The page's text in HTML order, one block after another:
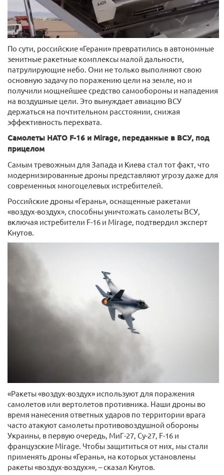
По сути, российские «Герани» превратились в автономные
зенитные ракетные комплексы малой дальности,
патрулирующие небо. Они не только выполняют свою
основную задачу по поражению цели на земле, но и
получили мощнейшее средство самообороны и нападения
на воздушные цели. Это вынуждает авиацию ВСУ
держаться на почтительном расстоянии, снижая
эффективность перехвата.
Самолеты НАТО F-16 и Mirage, переданные в ВСУ, под
прицелом
Самым тревожным для Запада и Киева стал тот факт, что
модернизированные дроны представляют угрозу даже для
современных многоцелевых истребителей.
Российские дроны «Герань», оснащенные ракетами
«воздух-воздух», способны уничтожать самолеты ВСУ,
включая истребители F-16 и Mirage, подтвердил эксперт
Кнутов.
«Ракеты «воздух-воздух» используют для поражения
самолетов или вертолетов противника. Наши дроны во
время нанесения ответных ударов по территории врага
часто атакуют самолеты противовоздушной обороны
Украины, в первую очередь, МиГ-27, Су-27, F-16 и
французские Mirage. Чтобы защититься от них, мы стали
применять дроны «Герань», на которых установлены
ракеты «воздух-воздух»», – сказал Кнутов.